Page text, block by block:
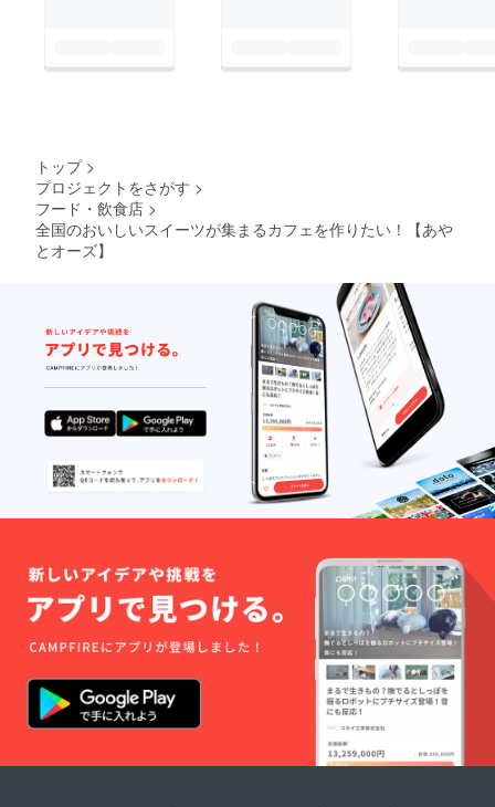
トップ >
プロジェクトをさがす >
フード・飲食店 >
全国のおいしいスイーツが集まるカフェを作りたい！【あや
とオーズ】